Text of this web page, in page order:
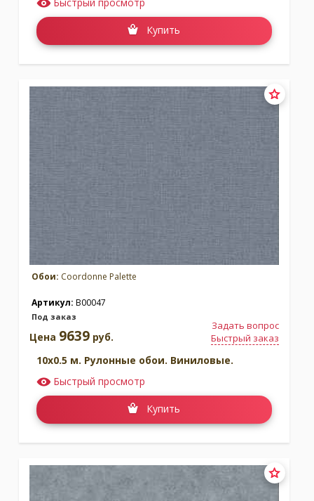
Купить
Обои: Coordonne Palette
Артикул: B00047
Под заказ
Задать вопрос
Быстрый заказ
Цена 9639 руб.
10x0.5 м. Рулонные обои. Виниловые.
Быстрый просмотр
Купить